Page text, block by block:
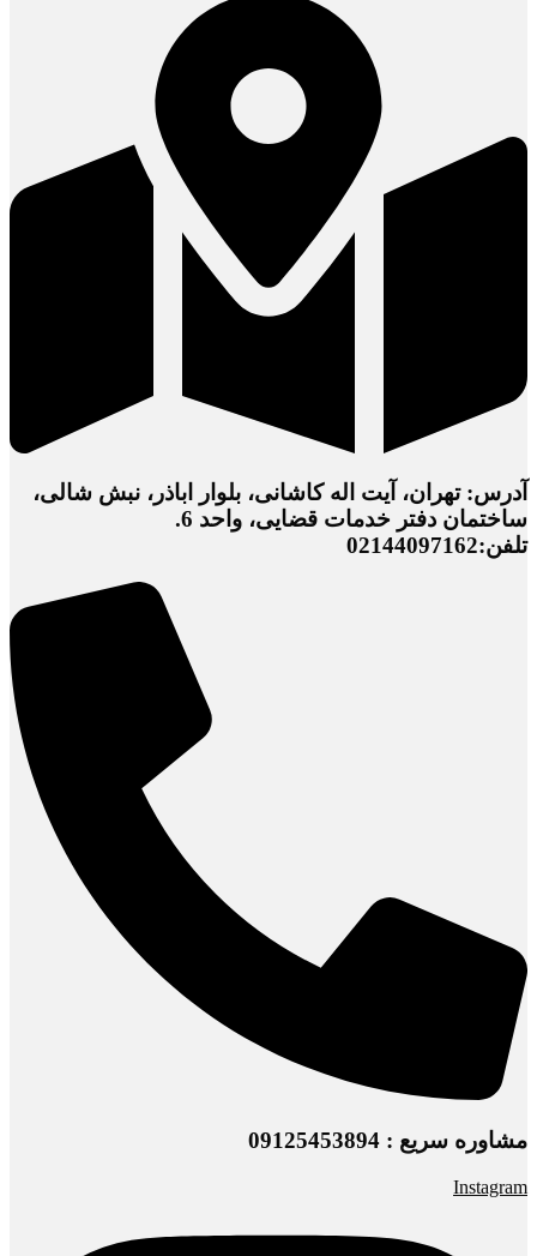
آدرس: تهران، آیت اله کاشانی، بلوار اباذر، نبش شالی،
ساختمان دفتر خدمات قضایی، واحد 6.
تلفن:02144097162
مشاوره سریع : 09125453894
Instagram